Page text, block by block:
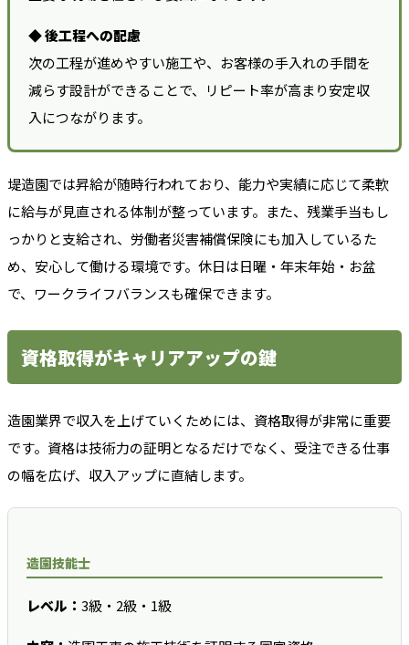
◆ 後工程への配慮
次の工程が進めやすい施工や、お客様の手入れの手間を
減らす設計ができることで、リピート率が高まり安定収
入につながります。
堤造園では昇給が随時行われており、能力や実績に応じて柔軟
に給与が見直される体制が整っています。また、残業手当もし
っかりと支給され、労働者災害補償保険にも加入しているた
め、安心して働ける環境です。休日は日曜・年末年始・お盆
で、ワークライフバランスも確保できます。
資格取得がキャリアアップの鍵
造園業界で収入を上げていくためには、資格取得が非常に重要
です。資格は技術力の証明となるだけでなく、受注できる仕事
の幅を広げ、収入アップに直結します。
造園技能士
レベル： 3級・2級・1級